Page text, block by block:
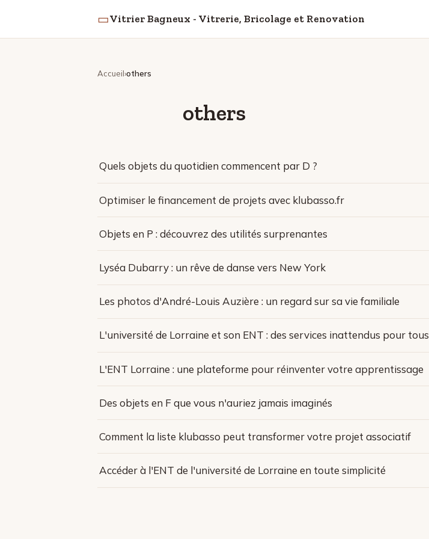
▭Vitrier Bagneux - Vitrerie, Bricolage et Renovation
Accueil others
others
Quels objets du quotidien commencent par D ?
Optimiser le financement de projets avec klubasso.fr
Objets en P : découvrez des utilités surprenantes
Lyséa Dubarry : un rêve de danse vers New York
Les photos d'André-Louis Auzière : un regard sur sa vie familiale
L'université de Lorraine et son ENT : des services inattendus pour tous
L'ENT Lorraine : une plateforme pour réinventer votre apprentissage
Des objets en F que vous n'auriez jamais imaginés
Comment la liste klubasso peut transformer votre projet associatif
Accéder à l'ENT de l'université de Lorraine en toute simplicité